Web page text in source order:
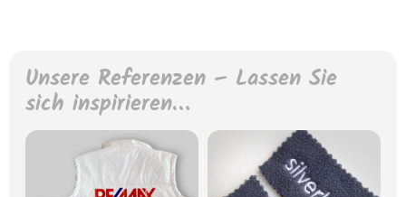
Unsere Referenzen – Lassen Sie
sich inspirieren…